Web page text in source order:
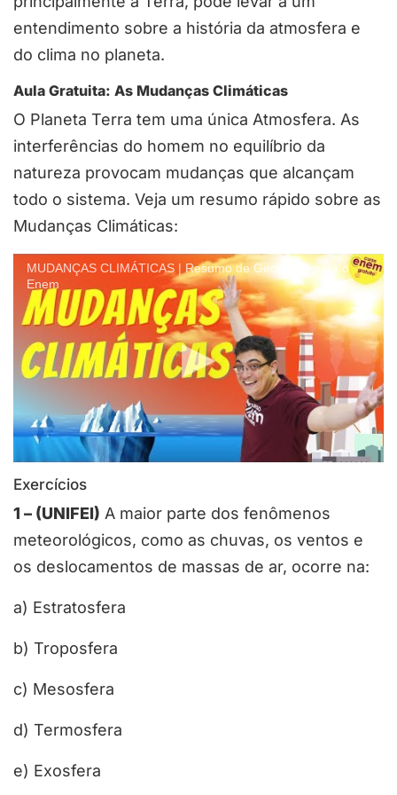
entendimento sobre a história da atmosfera e
do clima no planeta.
Aula Gratuita: As Mudanças Climáticas
O Planeta Terra tem uma única Atmosfera. As
interferências do homem no equilíbrio da
natureza provocam mudanças que alcançam
todo o sistema. Veja um resumo rápido sobre as
Mudanças Climáticas:
MUDANÇAS CLIMÁTICAS | Resumo de Geografia para o
Enem
Exercícios
1 – (UNIFEI) A maior parte dos fenômenos
meteorológicos, como as chuvas, os ventos e
os deslocamentos de massas de ar, ocorre na:
a) Estratosfera
b) Troposfera
c) Mesosfera
d) Termosfera
e) Exosfera